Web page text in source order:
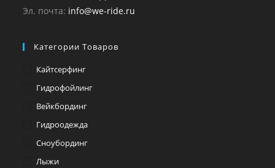
Эл. почта: info@we-ride.ru
Категории Товаров
Кайтсерфинг
Гидрофойлинг
Вейкбординг
Гидроодежда
Сноубординг
Лыжи